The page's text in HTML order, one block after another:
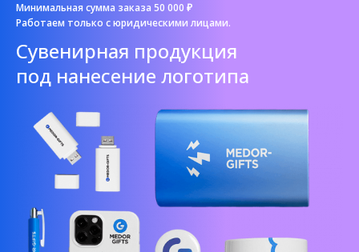
Минимальная сумма заказа 50 000 ₽
Работаем только с юридическими лицами.
Cувенирная продукция
под нанесение логотипа